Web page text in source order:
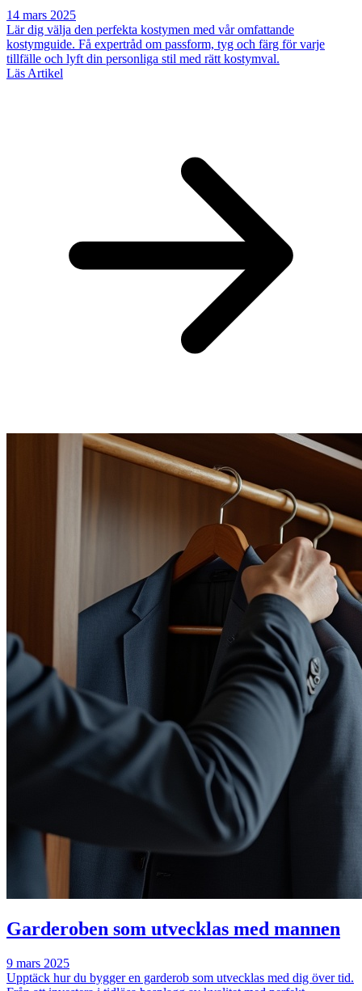
14 mars 2025
Lär dig välja den perfekta kostymen med vår omfattande
kostymguide. Få expertråd om passform, tyg och färg för varje
tillfälle och lyft din personliga stil med rätt kostymval.
Läs Artikel
Garderoben som utvecklas med mannen
9 mars 2025
Upptäck hur du bygger en garderob som utvecklas med dig över tid.